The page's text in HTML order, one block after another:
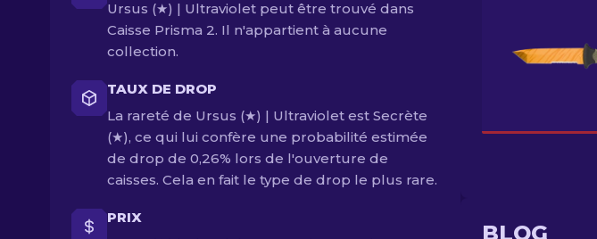
Ursus (★) | Ultraviolet peut être trouvé dans
Caisse Prisma 2. Il n'appartient à aucune
collection.
TAUX DE DROP
La rareté de Ursus (★) | Ultraviolet est Secrète
(★), ce qui lui confère une probabilité estimée
de drop de 0,26% lors de l'ouverture de
caisses. Cela en fait le type de drop le plus rare.
PRIX
BLOG